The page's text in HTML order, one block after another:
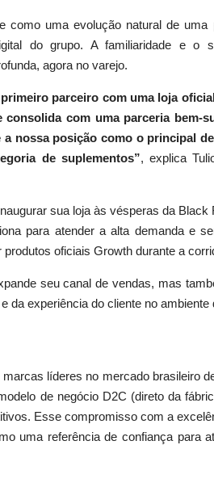
como uma evolução natural de uma
do grupo. A familiaridade e o
agora no varejo.
parceiro com uma loja
com uma parceria bem-
nossa posição como o principal
de suplementos”, explica
sua loja às vésperas da
para atender a alta demanda e
oficiais Growth durante a
seu canal de vendas, mas
da experiência do cliente no ambiente
líderes no mercado brasileiro
de negócio D2C (direto da
Esse compromisso com a
uma referência de confiança para